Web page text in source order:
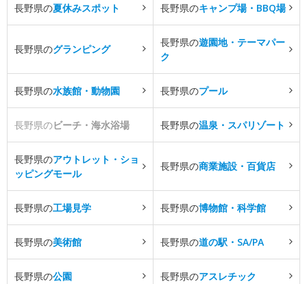
長野県の夏休みスポット 長野県のキャンプ場・BBQ場
長野県のグランピング
長野県の遊園地・テーマパー
ク
長野県の水族館・動物園 長野県のプール
長野県のビーチ・海水浴場 長野県の温泉・スパリゾート
長野県のアウトレット・ショ
ッピングモール
長野県の商業施設・百貨店
長野県の工場見学 長野県の博物館・科学館
長野県の美術館 長野県の道の駅・SA/PA
長野県の公園 長野県のアスレチック